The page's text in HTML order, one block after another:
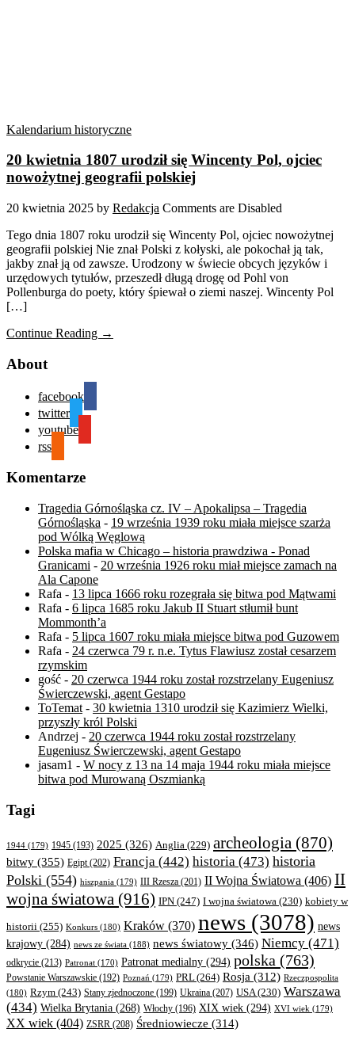
Kalendarium historyczne
20 kwietnia 1807 urodził się Wincenty Pol, ojciec
nowożytnej geografii polskiej
20 kwietnia 2025 by Redakcja Comments are Disabled
Tego dnia 1807 roku urodził się Wincenty Pol, ojciec nowożytnej
geografii polskiej Nie znał Polski z kołyski, ale pokochał ją tak,
jakby znał ją od zawsze. Urodzony w świecie obcych języków i
urzędowych tytułów, przeszedł długą drogę od Pohl von
Pollenburga do poety, który śpiewał o ziemi naszej. Wincenty Pol
[…]
Continue Reading →
About
facebook
twitter
youtube
rss
Komentarze
Tragedia Górnośląska cz. IV – Apokalipsa – Tragedia
Górnośląska - 19 września 1939 roku miała miejsce szarża
pod Wólką Węglową
Polska mafia w Chicago – historia prawdziwa - Ponad
Granicami - 20 września 1926 roku miał miejsce zamach na
Ala Capone
Rafa - 13 lipca 1666 roku rozegrała się bitwa pod Mątwami
Rafa - 6 lipca 1685 roku Jakub II Stuart stłumił bunt
Mommonth’a
Rafa - 5 lipca 1607 roku miała miejsce bitwa pod Guzowem
Rafa - 24 czerwca 79 r. n.e. Tytus Flawiusz został cesarzem
rzymskim
gość - 20 czerwca 1944 roku został rozstrzelany Eugeniusz
Świerczewski, agent Gestapo
ToTemat - 30 kwietnia 1310 urodził się Kazimierz Wielki,
przyszły król Polski
Andrzej - 20 czerwca 1944 roku został rozstrzelany
Eugeniusz Świerczewski, agent Gestapo
jasam1 - W nocy z 13 na 14 maja 1944 roku miała miejsce
bitwa pod Murowaną Oszmianką
Tagi
1944 (179) 1945 (193) 2025 (326) Anglia (229) archeologia (870)
bitwy (355) Egipt(202) Francja (442) historia (473) historia
Polski (554) hiszpania (179) III Rzesza (201) II Wojna Światowa (406) II
wojna światowa (916) IPN (247) I wojna światowa (230) kobiety w
historii (255) Konkurs (180) Kraków (370) news (3078) news
krajowy (284) news ze świata (188) news światowy (346) Niemcy (471)
odkrycie (213) Patronat (170) Patronat medialny (294) polska (763)
Powstanie Warszawskie (192) Poznań (179) PRL(264) Rosja (312) Rzeczpospolita
(180) Rzym (243) Stany zjednoczone (199) Ukraina (207) USA(230) Warszawa
(434) Wielka Brytania (268) Włochy (196) XIX wiek (294) XVI wiek (179)
XX wiek (404) ZSRR (208) Średniowiecze (314)